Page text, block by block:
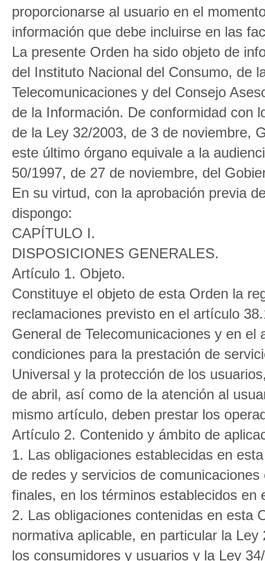
proporcionarse al usuario en el
información que debe incluirse en las
La presente Orden ha sido objeto de
del Instituto Nacional del Consumo, de
Telecomunicaciones y del Consejo
de la Información. De conformidad con
de la Ley 32/2003, de 3 de noviembre,
este último órgano equivale a la
50/1997, de 27 de noviembre, del
En su virtud, con la aprobación previa
dispongo:
CAPÍTULO I.
DISPOSICIONES GENERALES.
Artículo 1. Objeto.
Constituye el objeto de esta Orden la
reclamaciones previsto en el artículo
General de Telecomunicaciones y en
condiciones para la prestación de
Universal y la protección de los
de abril, así como de la atención al
mismo artículo, deben prestar los
Artículo 2. Contenido y ámbito de
1. Las obligaciones establecidas en
de redes y servicios de
finales, en los términos establecidos en
2. Las obligaciones contenidas en esta
normativa aplicable, en particular la
los consumidores y usuarios y la Ley